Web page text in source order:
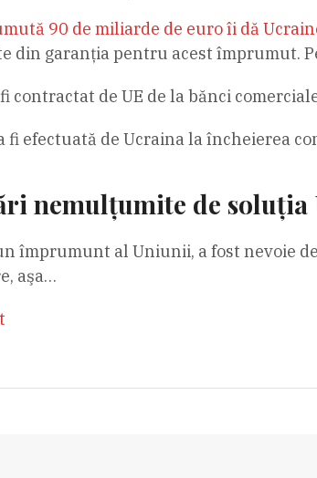
90 de miliarde de euro îi dă
din garanţia pentru acest împrumut.
contractat de UE de la bănci
fi efectuată de Ucraina la încheierea
nemulțumite de soluția
împrumunt al Uniunii, a fost nevoie
aşa…